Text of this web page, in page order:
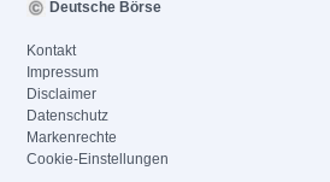
Deutsche Börse
Kontakt
Impressum
Disclaimer
Datenschutz
Markenrechte
Cookie-Einstellungen